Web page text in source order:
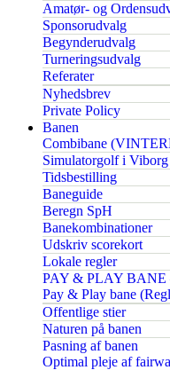
Amatør- og
Sponsorudvalg
Begynderudvalg
Turneringsudvalg
Referater
Nyhedsbrev
Private Policy
Banen
Combibane
Simulatorgolf i
Tidsbestilling
Baneguide
Beregn SpH
Banekombinationer
Udskriv scorekort
Lokale regler
PAY & PLAY BANE
Pay & Play bane
Offentlige stier
Naturen på banen
Pasning af banen
Optimal pleje af